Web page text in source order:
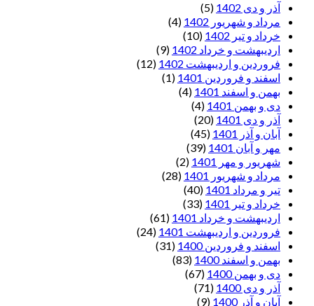
آذر و دی 1402
(5)
مرداد و شهریور 1402
(4)
خرداد و تیر 1402
(10)
اردیبهشت و خرداد 1402
(9)
فروردین و اردیبهشت 1402
(12)
اسفند و فروردین 1401
(1)
بهمن و اسفند 1401
(4)
دی و بهمن 1401
(4)
آذر و دی 1401
(20)
آبان و آذر 1401
(45)
مهر و آبان 1401
(39)
شهریور و مهر 1401
(2)
مرداد و شهریور 1401
(28)
تیر و مرداد 1401
(40)
خرداد و تیر 1401
(33)
اردیبهشت و خرداد 1401
(61)
فروردین و اردیبهشت 1401
(24)
اسفند و فروردین 1400
(31)
بهمن و اسفند 1400
(83)
دی و بهمن 1400
(67)
آذر و دی 1400
(71)
آبان و آذر 1400
(9)